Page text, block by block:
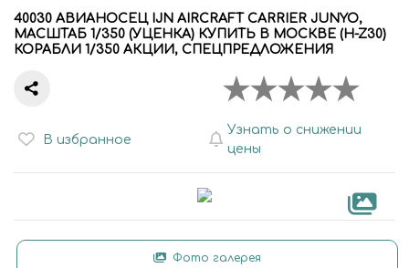
40030 АВИАНОСЕЦ IJN AIRCRAFT CARRIER JUNYO,
МАСШТАБ 1/350 (УЦЕНКА) КУПИТЬ В МОСКВЕ (H-Z30)
КОРАБЛИ 1/350 АКЦИИ, СПЕЦПРЕДЛОЖЕНИЯ
В избранное
Узнать о снижении
цены
Фото галерея